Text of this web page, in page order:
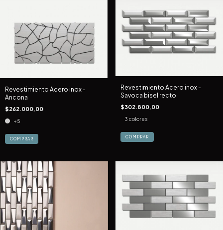
Revestimiento Acero inox -
Ancona
$262.000,00
+5
COMPRAR
Revestimiento Acero inox -
Savoca bisel recto
$302.800,00
3 colores
COMPRAR